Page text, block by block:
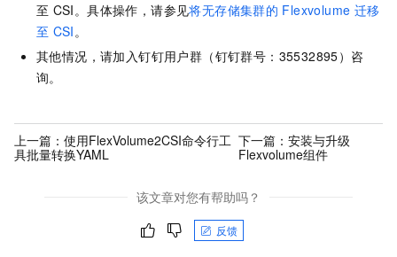
至 CSI。具体操作，请参见将无存储集群的 Flexvolume 迁移
至 CSI。
其他情况，请加入钉钉用户群（钉钉群号：35532895）咨
询。
上一篇： 使用FlexVolume2CSI命令行工
具批量转换YAML
下一篇： 安装与升级
Flexvolume组件
该文章对您有帮助吗？
反馈